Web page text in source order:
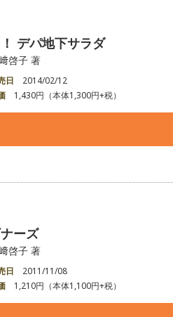
デパ地下サラダ
啓子 著
日
2014/02/12
1,430円（本体1,300円+税）
ーズ
啓子 著
日
2011/11/08
1,210円（本体1,100円+税）